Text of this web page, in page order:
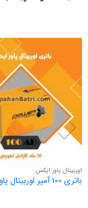
اوربیتال پاور ایکس
باتری 100 آمپر اوربیتال پاور ایکس